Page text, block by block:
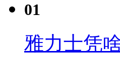
01
雅力士凭